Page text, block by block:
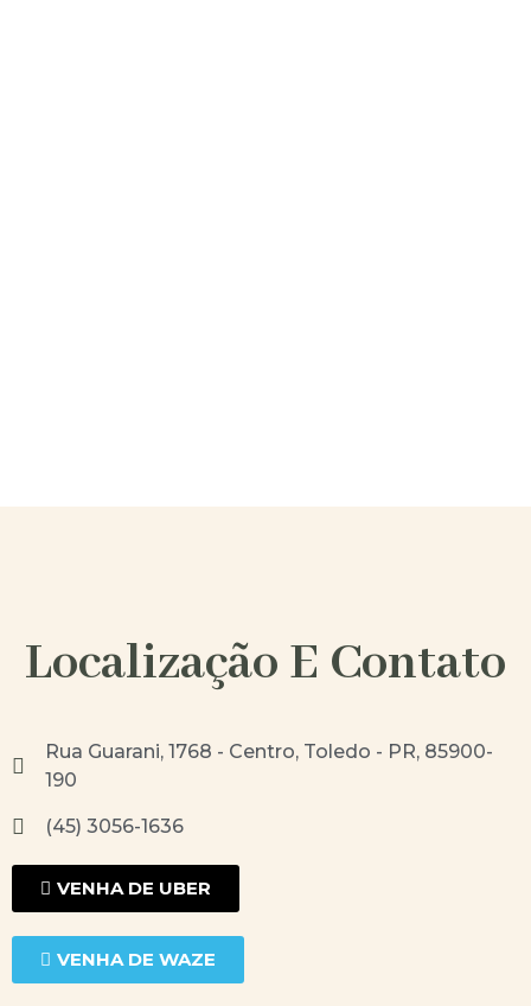
Localização E Contato
Rua Guarani, 1768 - Centro, Toledo - PR, 85900-
190
(45) 3056-1636
VENHA DE UBER
VENHA DE WAZE